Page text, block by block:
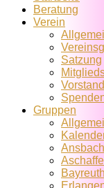
Beratung
Verein
Satzung
Vorstand
Gruppen
Ansbach
Bayreuth